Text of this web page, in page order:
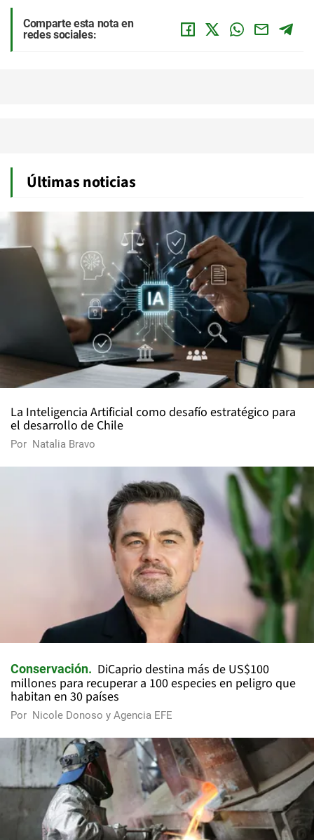
Comparte esta nota en
redes sociales:
Últimas noticias
La Inteligencia Artificial como desafío estratégico para
el desarrollo de Chile
Por Natalia Bravo
Conservación
DiCaprio destina más de US$100
millones para recuperar a 100 especies en peligro que
habitan en 30 países
Por Nicole Donoso y Agencia EFE